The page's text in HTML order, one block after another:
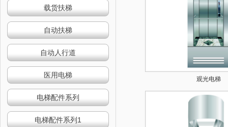
载货扶梯
自动扶梯
自动人行道
医用电梯
电梯配件系列
电梯配件系列1
观光电梯